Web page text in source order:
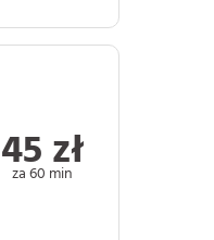
45 zł
za 60 min